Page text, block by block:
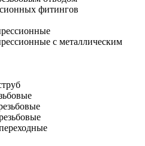
фитингов
с металлическим